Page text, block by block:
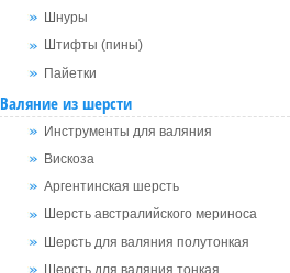
Шнуры
Штифты (пины)
Пайетки
Валяние из шерсти
Инструменты для валяния
Вискоза
Аргентинская шерсть
Шерсть австралийского мериноса
Шерсть для валяния полутонкая
Шерсть для валяния тонкая